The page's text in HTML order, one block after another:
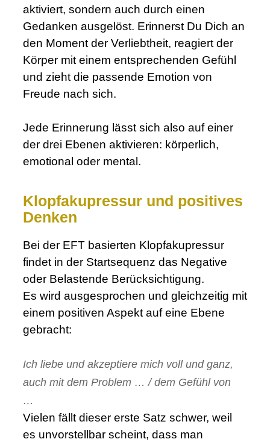
aktiviert, sondern auch durch einen
Gedanken ausgelöst. Erinnerst Du Dich an
den Moment der Verliebtheit, reagiert der
Körper mit einem entsprechenden Gefühl
und zieht die passende Emotion von
Freude nach sich.
Jede Erinnerung lässt sich also auf einer
der drei Ebenen aktivieren: körperlich,
emotional oder mental.
Klopfakupressur und positives
Denken
Bei der EFT basierten Klopfakupressur
findet in der Startsequenz das Negative
oder Belastende Berücksichtigung.
Es wird ausgesprochen und gleichzeitig mit
einem positiven Aspekt auf eine Ebene
gebracht:
Ich liebe und akzeptiere mich voll und ganz,
auch mit dem Problem … / dem Gefühl von
…
Vielen fällt dieser erste Satz schwer, weil
es unvorstellbar scheint, dass man